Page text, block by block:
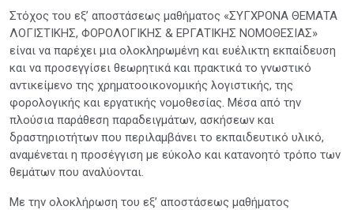
Στόχος του εξ’ αποστάσεως μαθήματος «ΣΥΓΧΡΟΝΑ ΘΕΜΑΤΑ
ΛΟΓΙΣΤΙΚΗΣ, ΦΟΡΟΛΟΓΙΚΗΣ & ΕΡΓΑΤΙΚΗΣ ΝΟΜΟΘΕΣΙΑΣ»
είναι να παρέχει μια ολοκληρωμένη και ευέλικτη εκπαίδευση
και να προσεγγίσει θεωρητικά και πρακτικά το γνωστικό
αντικείμενο της χρηματοοικονομικής λογιστικής, της
φορολογικής και εργατικής νομοθεσίας. Μέσα από την
πλούσια παράθεση παραδειγμάτων, ασκήσεων και
δραστηριοτήτων που περιλαμβάνει το εκπαιδευτικό υλικό,
αναμένεται η προσέγγιση με εύκολο και κατανοητό τρόπο των
θεμάτων που αναλύονται.
Με την ολοκλήρωση του εξ’ αποστάσεως μαθήματος